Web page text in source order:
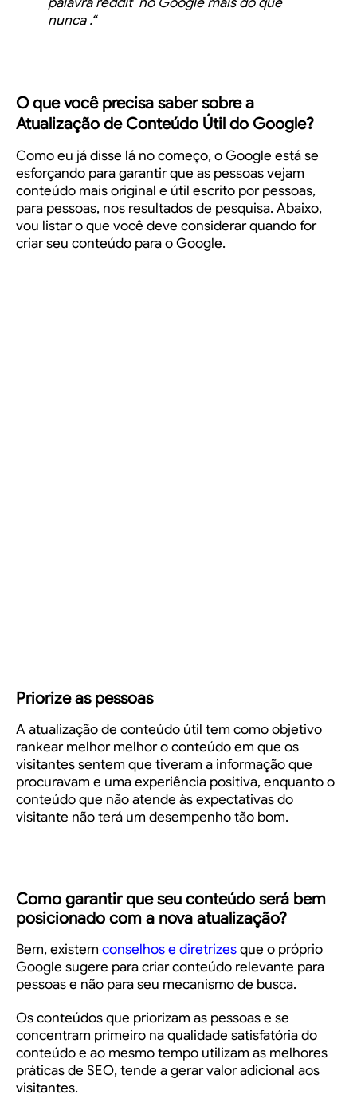
nunca.“
O que você precisa saber sobre a
Atualização de Conteúdo Útil do Google?
Como eu já disse lá no começo, o Google está se
esforçando para garantir que as pessoas vejam
conteúdo mais original e útil escrito por pessoas,
para pessoas, nos resultados de pesquisa. Abaixo,
vou listar o que você deve considerar quando for
criar seu conteúdo para o Google.
Priorize as pessoas
A atualização de conteúdo útil tem como objetivo
rankear melhor melhor o conteúdo em que os
visitantes sentem que tiveram a informação que
procuravam e uma experiência positiva, enquanto o
conteúdo que não atende às expectativas do
visitante não terá um desempenho tão bom.
Como garantir que seu conteúdo será bem
posicionado com a nova atualização?
Bem, existem conselhos e diretrizesque o próprio
Google sugere para criar conteúdo relevante para
pessoas e não para seu mecanismo de busca.
Os conteúdos que priorizam as pessoas e se
concentram primeiro na qualidade satisfatória do
conteúdo e ao mesmo tempo utilizam as melhores
práticas de SEO, tende a gerar valor adicional aos
visitantes.